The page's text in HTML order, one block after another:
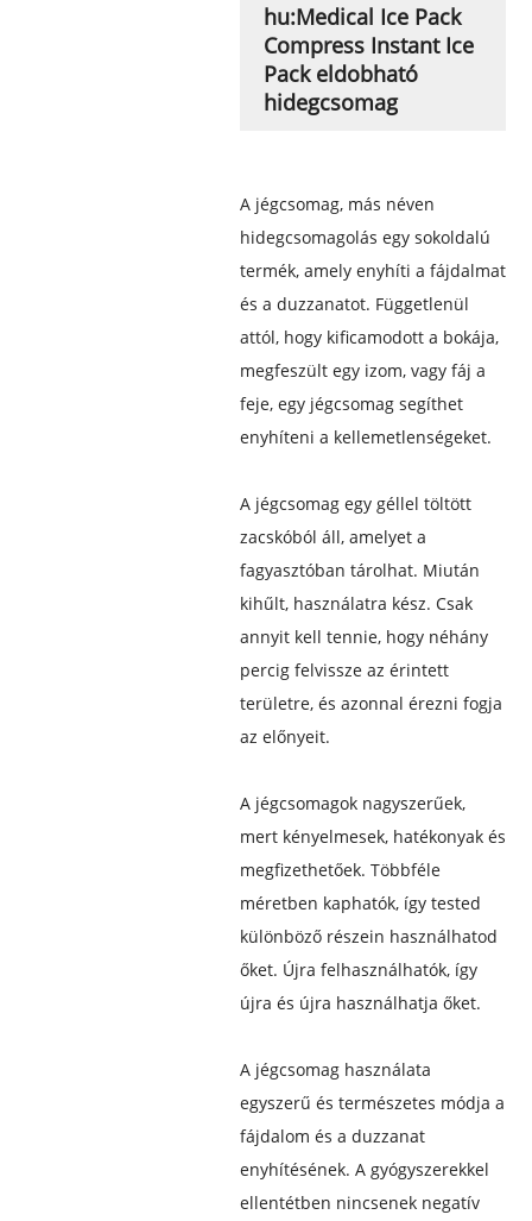
hu:Medical Ice Pack
Compress Instant Ice
Pack eldobható
hidegcsomag
A jégcsomag, más néven
hidegcsomagolás egy sokoldalú
termék, amely enyhíti a fájdalmat
és a duzzanatot. Függetlenül
attól, hogy kificamodott a bokája,
megfeszült egy izom, vagy fáj a
feje, egy jégcsomag segíthet
enyhíteni a kellemetlenségeket.
A jégcsomag egy géllel töltött
zacskóból áll, amelyet a
fagyasztóban tárolhat. Miután
kihűlt, használatra kész. Csak
annyit kell tennie, hogy néhány
percig felvissze az érintett
területre, és azonnal érezni fogja
az előnyeit.
A jégcsomagok nagyszerűek,
mert kényelmesek, hatékonyak és
megfizethetőek. Többféle
méretben kaphatók, így tested
különböző részein használhatod
őket. Újra felhasználhatók, így
újra és újra használhatja őket.
A jégcsomag használata
egyszerű és természetes módja a
fájdalom és a duzzanat
enyhítésének. A gyógyszerekkel
ellentétben nincsenek negatív